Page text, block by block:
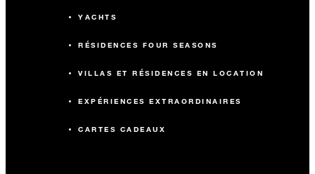
YACHTS
RÉSIDENCES FOUR SEASONS
VILLAS ET RÉSIDENCES EN LOCATION
EXPÉRIENCES EXTRAORDINAIRES
CARTES CADEAUX